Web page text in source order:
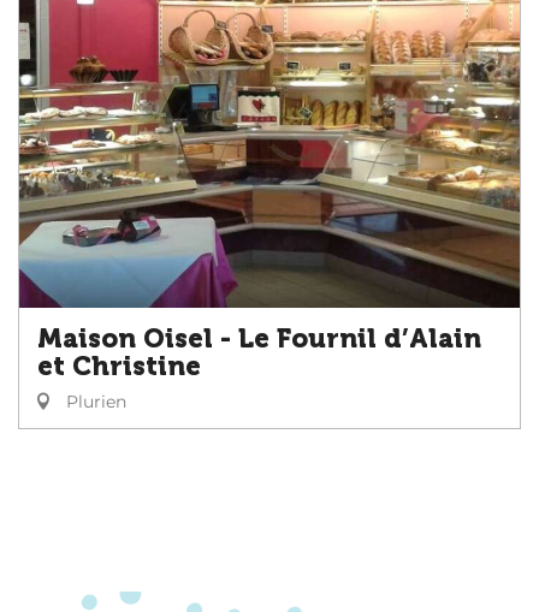
Maison Oisel - Le Fournil d’Alain
et Christine
Plurien